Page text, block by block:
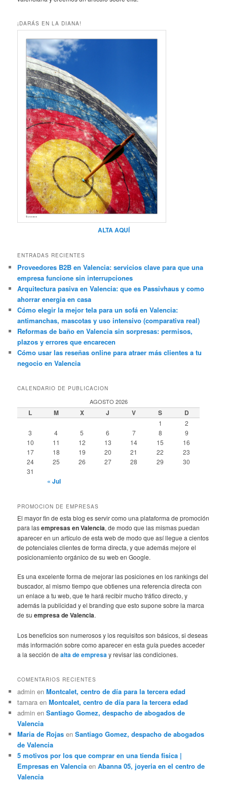
¡DARÁS EN LA DIANA!
ALTA AQUÍ
ENTRADAS RECIENTES
Proveedores B2B en Valencia: servicios clave para que una
empresa funcione sin interrupciones
Arquitectura pasiva en Valencia: que es Passivhaus y como
ahorrar energia en casa
Cómo elegir la mejor tela para un sofá en Valencia:
antimanchas, mascotas y uso intensivo (comparativa real)
Reformas de baño en Valencia sin sorpresas: permisos,
plazos y errores que encarecen
Cómo usar las reseñas online para atraer más clientes a tu
negocio en Valencia
CALENDARIO DE PUBLICACION
AGOSTO 2026
L M X J V S D
1
2
3
4 5 6 7 8
9
10
11 12 13 14 15
16
17
18 19 20 21 22
23
24
25 26 27 28 29
30
31
« Jul
PROMOCION DE EMPRESAS
El mayor fin de esta blog es servir como una plataforma de promoción
para lasempresas en Valencia, de modo que las mismas puedan
aparecer en un artículo de esta web de modo que así llegue a cientos
de potenciales clientes de forma directa, y que además mejore el
posicionamiento orgánico de su web en Google.
Es una excelente forma de mejorar las posiciones en los rankings del
buscador, al mismo tiempo que obtienes una referencia directa con
un enlace a tu web, que te hará recibir mucho tráfico directo, y
además la publicidad y el branding que esto supone sobre la marca
de suempresa de Valencia.
Los beneficios son numerosos y los requisitos son básicos, si deseas
más información sobre como aparecer en esta guía puedes acceder
a la sección dealta de empresa y revisar las condiciones.
COMENTARIOS RECIENTES
admin enMontcalet, centro de día para la tercera edad
tamara enMontcalet, centro de día para la tercera edad
admin enSantiago Gomez, despacho de abogados de
Valencia
Maria de Rojas enSantiago Gomez, despacho de abogados
de Valencia
5 motivos por los que comprar en una tienda fisica |
Empresas en Valencia enAbanna 05, joyeria en el centro de
Valencia